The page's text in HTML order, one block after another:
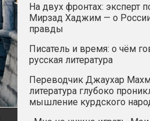
На двух фронтах: эксперт
Мирзад Хаджим — о
правды
Писатель и время: о чём
русская литература
Переводчик Джаухар
литература глубоко
мышление курдского